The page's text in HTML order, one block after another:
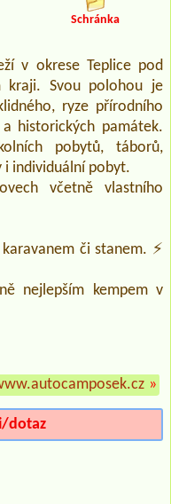
Schránka
v okrese Teplice pod
kraji. Svou polohou je
ryze přírodního
historických památek.
pobytů, táborů,
i individuální pobyt.
včetně vlastního
či stanem. ⚡
nejlepším kempem v
»
dotaz